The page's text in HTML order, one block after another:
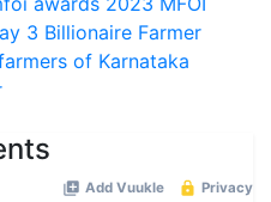
3 Billionaire Farmer
of Karnataka